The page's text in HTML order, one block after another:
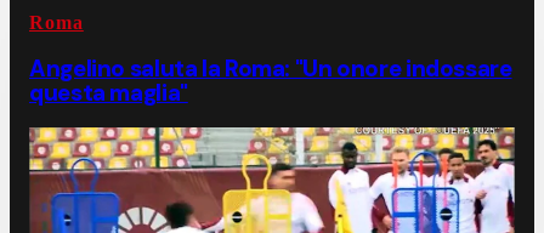
Roma
Angelino saluta la Roma: "Un onore indossare
questa maglia"